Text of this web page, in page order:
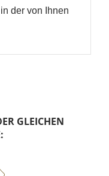
der von Ihnen
GLEICHEN